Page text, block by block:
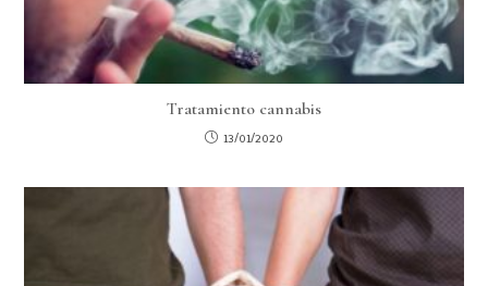
Tratamiento cannabis
13/01/2020